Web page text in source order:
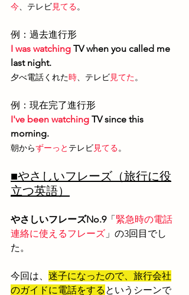
今、テレビ見てる。
例：過去進行形
I was watching TV when you called me
last night.
夕べ電話くれた時、テレビ見てた。
例：現在完了進行形
I've been watching TV since this
morning.
朝からずーっと テレビ見てる。
■やさしいフレーズ（旅行に役
立つ英語）
やさしいフレーズNo.9「緊急時の電話
連絡に使えるフレーズ 」の3回目でし
た。
今回は、 迷子になったので、旅行会社
のガイドに電話をする というシーンで